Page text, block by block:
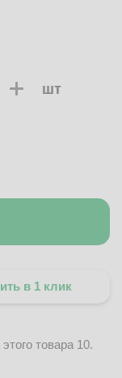
шт
в 1 клик
товара 10.